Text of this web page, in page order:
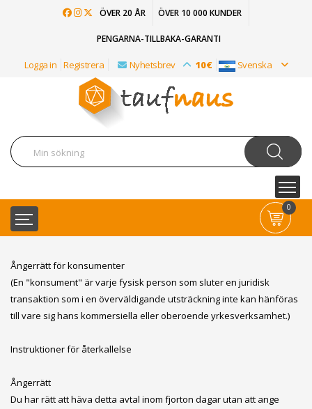
ÖVER 20 ÅR ÖVER 10 000 KUNDER
PENGARNA-TILLBAKA-GARANTI
Logga in Registrera Nyhetsbrev 10€ Svenska
0
Ångerrätt för konsumenter
(En "konsument" är varje fysisk person som sluter en juridisk
transaktion som i en överväldigande utsträckning inte kan hänföras
till vare sig hans kommersiella eller oberoende yrkesverksamhet.)
Instruktioner för återkallelse
Ångerrätt
Du har rätt att häva detta avtal inom fjorton dagar utan att ange